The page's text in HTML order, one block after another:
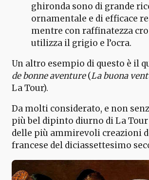
ghironda sono di grande
ornamentale e di efficace
mentre con raffinatezza
utilizza il grigio e l’ocra.
Un altro esempio di questo è il
de bonne aventure(La buona
La Tour).
Da molti considerato, e non
più bel dipinto diurno di La
delle più ammirevoli creazioni
francese del diciassettesimo